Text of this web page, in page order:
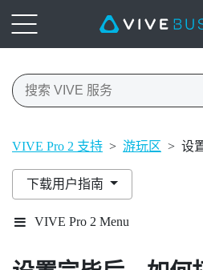
VIVE Pro 2 支持 > 游玩区 > 设
下载用户指南
VIVE Pro 2 Menu